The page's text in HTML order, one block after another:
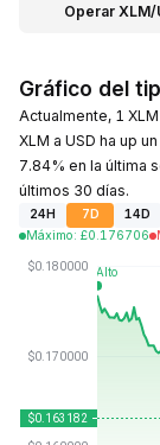
Operar XLM/
Gráfico del
Actualmente, 1
XLM a USD ha up
7.84% en la última
últimos 30 días.
24H 7D 14D
Máximo: £0.176706